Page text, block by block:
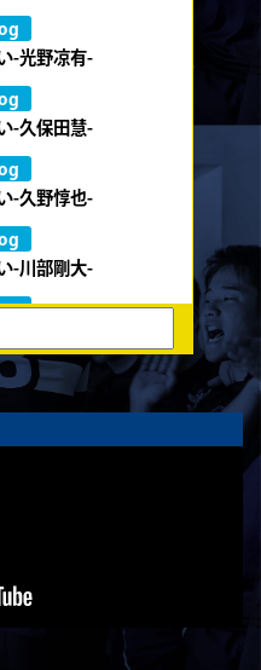
-光野凉有-
-久保田慧-
-久野惇也-
-川部剛大-
-川畑直央征-